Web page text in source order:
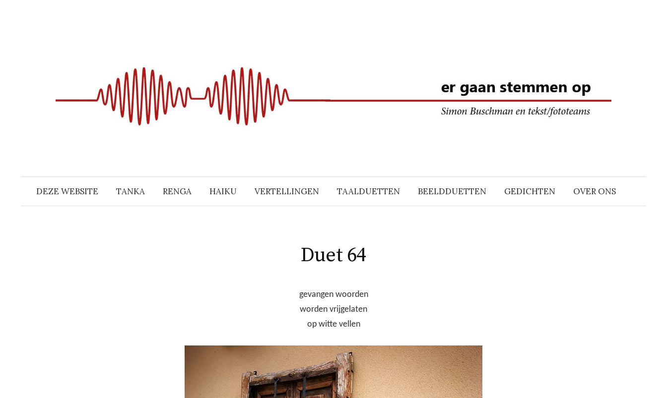
DEZE WEBSITE TANKA RENGA HAIKU VERTELLINGEN TAALDUETTEN BEELDDUETTEN GEDICHTEN OVER ONS
Duet 64
gevangen woorden
worden vrijgelaten
op witte vellen